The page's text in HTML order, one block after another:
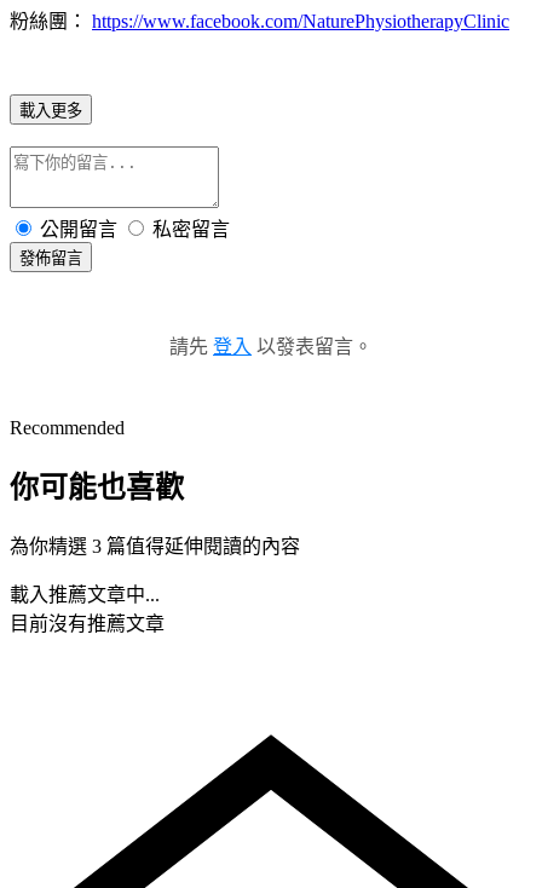
粉絲團： https://www.facebook.com/NaturePhysiotherapyClinic
載入更多
公開留言 私密留言
發佈留言
請先 登入 以發表留言。
Recommended
你可能也喜歡
為你精選 3 篇值得延伸閱讀的內容
載入推薦文章中...
目前沒有推薦文章